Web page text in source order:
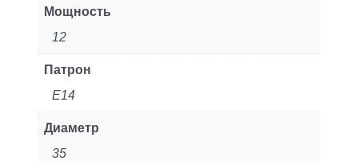
Мощность
12
Патрон
E14
Диаметр
35